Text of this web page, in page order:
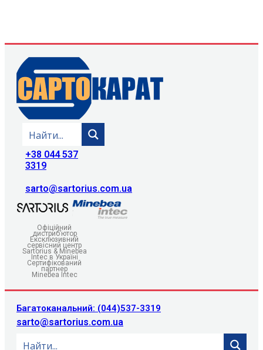
+38 044 537
3319
sarto@sartorius.com.ua
Офіційний
дистриб’ютор
Ексклюзивний
сервісний центр
Sartorius & Minebea
Intec в Україні
Сертифікований
партнер
Minebea Intec
Багатоканальний: (044)537-3319
sarto@sartorius.com.ua